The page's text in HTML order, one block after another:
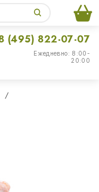
Ежедневно: 8:00-
20:00
(495) 822-07-07